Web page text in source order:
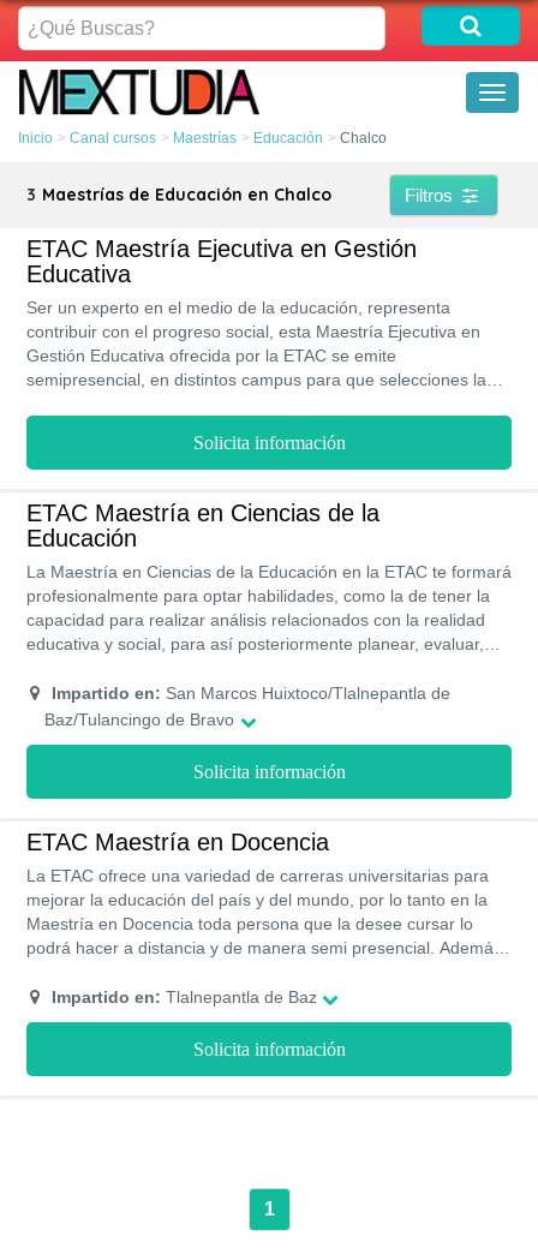
¿Qué
Buscas?
Inicio Canal cursos Maestrías Educación Chalco
3 Maestrías de Educación en Chalco Filtros
ETAC Maestría Ejecutiva en Gestión
Educativa
Ser un experto en el medio de la educación, representa
contribuir con el progreso social, esta Maestría Ejecutiva en
Gestión Educativa ofrecida por la ETAC se emite
semipresencial, en distintos campus para que selecciones la
Solicita información
ETAC Maestría en Ciencias de la
Educación
La Maestría en Ciencias de la Educación en la ETAC te formará
profesionalmente para optar habilidades, como la de tener la
capacidad para realizar análisis relacionados con la realidad
educativa y social, para así posteriormente planear, evaluar,
mediante estrategias. Este programa de estudios cuenta con
RVOE y acreditación de la SEP por lo que contarás con un
Impartido en: San Marcos Huixtoco/Tlalnepantla de
Baz/Tulancingo de Bravo
Solicita información
ETAC Maestría en Docencia
La ETAC ofrece una variedad de carreras universitarias para
mejorar la educación del país y del mundo, por lo tanto en la
Maestría en Docencia toda persona que la desee cursar lo
podrá hacer a distancia y de manera semi presencial. Además,
del cuatrimestre.
Impartido en: Tlalnepantla de Baz
Solicita información
1